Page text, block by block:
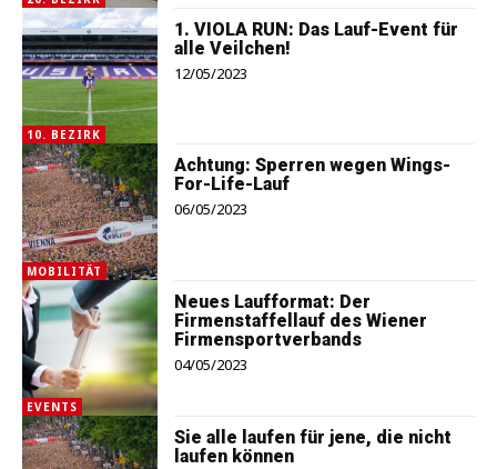
10. BEZIRK
1. VIOLA RUN: Das Lauf-Event für
alle Veilchen!
12/05/2023
MOBILITÄT
Achtung: Sperren wegen Wings-
For-Life-Lauf
06/05/2023
EVENTS
Neues Laufformat: Der
Firmenstaffellauf des Wiener
Firmensportverbands
04/05/2023
Sie alle laufen für jene, die nicht
laufen können